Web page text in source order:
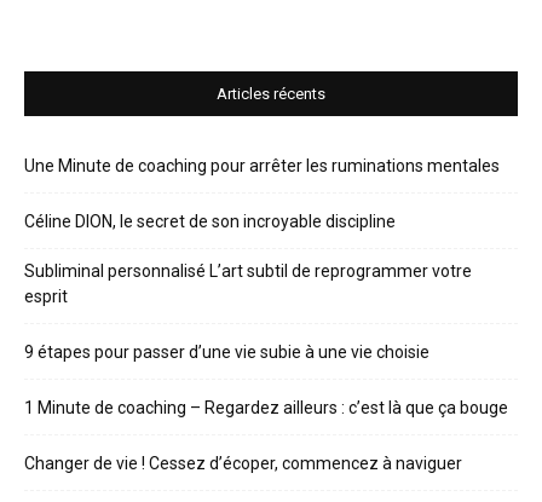
Articles récents
Une Minute de coaching pour arrêter les ruminations mentales
Céline DION, le secret de son incroyable discipline
Subliminal personnalisé L’art subtil de reprogrammer votre
esprit
9 étapes pour passer d’une vie subie à une vie choisie
1 Minute de coaching – Regardez ailleurs : c’est là que ça bouge
Changer de vie ! Cessez d’écoper, commencez à naviguer